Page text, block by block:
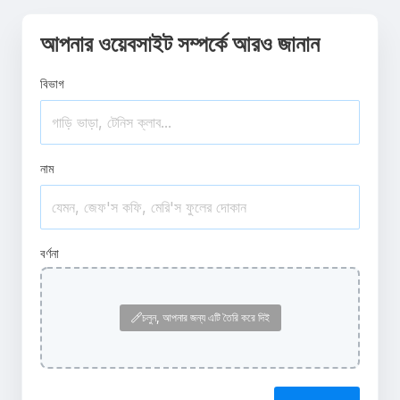
আপনার ওয়েবসাইট সম্পর্কে আরও জানান
বিভাগ
নাম
বর্ণনা
চলুন, আপনার জন্য এটি তৈরি করে দিই